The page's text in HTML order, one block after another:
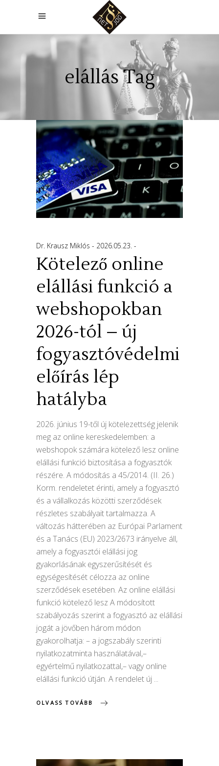
elállás Tag
Dr. Krausz Miklós 2026.05.23.
Kötelező online
elállási funkció a
webshopokban
2026-tól – új
fogyasztóvédelmi
előírás lép
hatályba
2026. június 19-től új kötelezettség jelenik
meg az online kereskedelemben: a
webshopok számára kötelező lesz online
elállási funkció biztosítása a fogyasztók
részére. A módosítás a 45/2014. (II. 26.)
Korm. rendeletet érinti, amely a fogyasztó
és a vállalkozás közötti szerződések
részletes szabályait tartalmazza. A
változás hátterében az Európai Parlament
és a Tanács (EU) 2023/2673 irányelve áll,
amely a fogyasztói elállási jog
gyakorlásának egyszerűsítését és
egységesítését célozza az online
szerződések esetében. Az online elállási
funkció kötelező lesz A módosított
szabályozás szerint a fogyasztó az elállási
jogát a jövőben három módon
gyakorolhatja: – a jogszabály szerinti
nyilatkozatminta használatával,–
egyértelmű nyilatkozattal,– vagy online
elállási funkció útján. A rendelet új
OLVASS TOVÁBB